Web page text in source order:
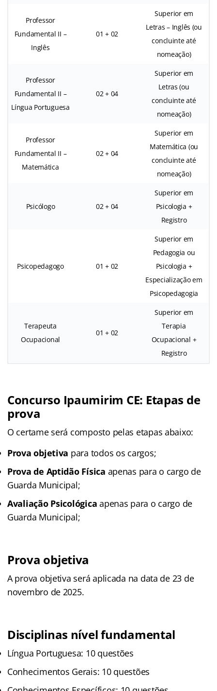
Professor
Fundamental II –
Inglês
01 + 02
Superior em
Letras – Inglês (ou
concluinte até
nomeação)
Professor
Fundamental II –
Língua Portuguesa
02 + 04
Superior em
Letras (ou
concluinte até
nomeação)
Professor
Fundamental II –
Matemática
02 + 04
Superior em
Matemática (ou
concluinte até
nomeação)
Psicólogo 02 + 04
Superior em
Psicologia +
Registro
Psicopedagogo 01 + 02
Superior em
Pedagogia ou
Psicologia +
Especialização em
Psicopedagogia
Terapeuta
Ocupacional
01 + 02
Superior em
Terapia
Ocupacional +
Registro
Concurso Ipaumirim CE: Etapas de
prova
O certame será composto pelas etapas abaixo:
Prova objetiva para todos os cargos;
Prova de Aptidão Física apenas para o cargo de
Guarda Municipal;
Avaliação Psicológicaapenas para o cargo de
Guarda Municipal;
Prova objetiva
A prova objetiva será aplicada na data de 23 de
novembro de 2025.
Disciplinas nível fundamental
Língua Portuguesa: 10 questões
Conhecimentos Gerais: 10 questões